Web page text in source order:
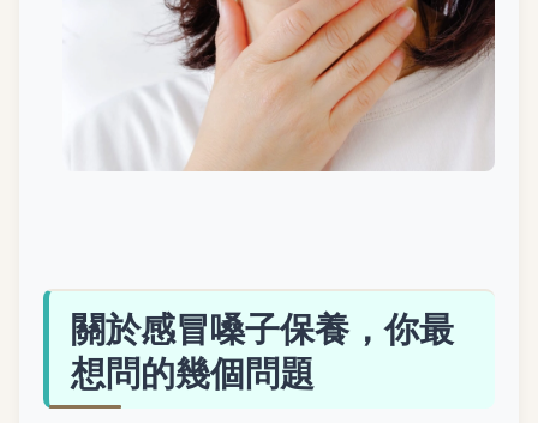
關於感冒嗓子保養，你最
想問的幾個問題